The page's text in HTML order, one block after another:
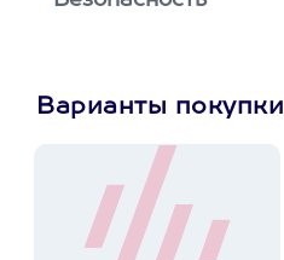
Варианты покупки